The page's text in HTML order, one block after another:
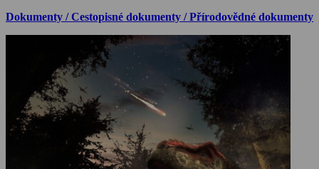
Dokumenty / Cestopisné dokumenty / Přírodovědné dokumenty